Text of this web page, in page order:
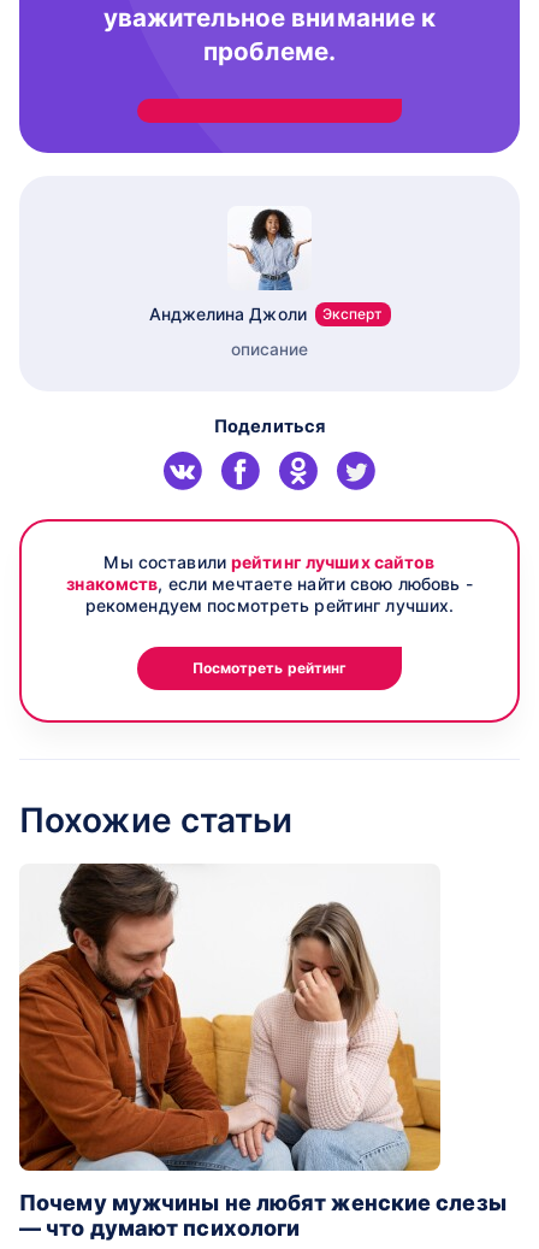
уважительное внимание к
проблеме.
Анджелина Джоли Эксперт
описание
Поделиться
Мы составилирейтинг лучших сайтов
знакомств, если мечтаете найти свою любовь -
рекомендуем посмотреть рейтинг лучших.
Посмотреть рейтинг
Похожие статьи
Почему мужчины не любят женские слезы
— что думают психологи